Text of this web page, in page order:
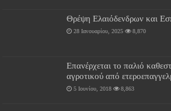
Θρέψη Ελαιόδενδρων και
28 Ιανουαρίου, 2025 8,870
Επανέρχεται το παλιό
αγροτικού από
5 Ιουνίου, 2018 8,863